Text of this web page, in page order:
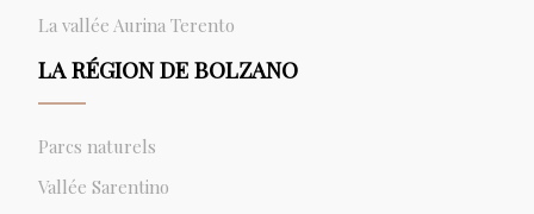
La vallée Aurina Terento
LA RÉGION DE BOLZANO
Parcs naturels
Vallée Sarentino